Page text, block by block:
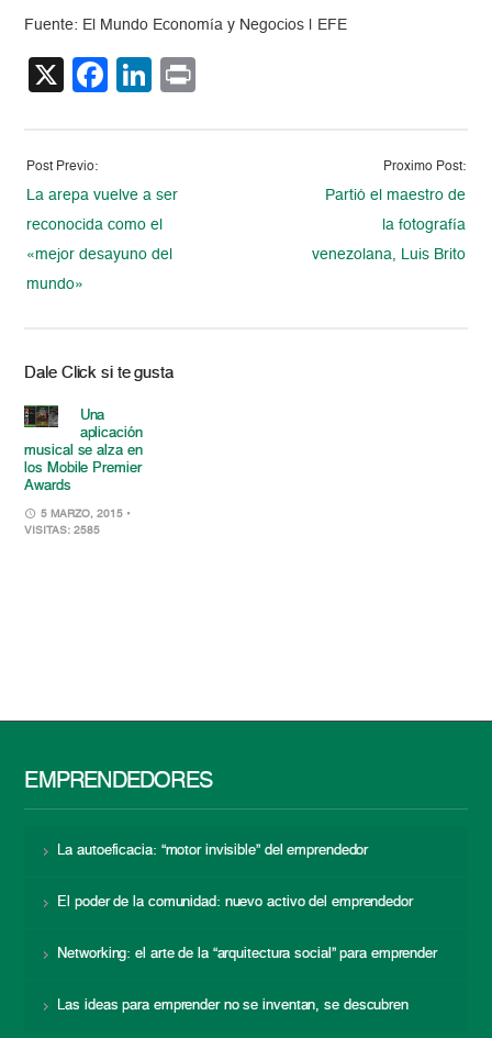
Fuente: El Mundo Economía y Negocios | EFE
X Facebook
LinkedIn
Post Previo:
La arepa vuelve a ser
reconocida como el
«mejor desayuno del
mundo»
Proximo Post:
Partió el maestro de
la fotografía
venezolana, Luis Brito
Dale Click si te gusta
Una
aplicación
musical se alza en
los Mobile Premier
Awards
5 MARZO, 2015 •
VISITAS: 2585
EMPRENDEDORES
La autoeficacia: “motor invisible” del emprendedor
El poder de la comunidad: nuevo activo del emprendedor
Networking: el arte de la “arquitectura social” para emprender
Las ideas para emprender no se inventan, se descubren